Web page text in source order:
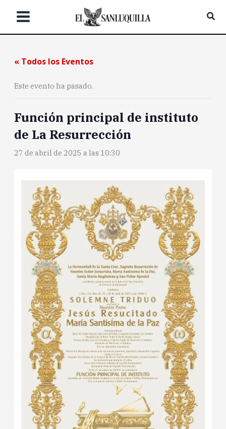
« Todos los Eventos
Este evento ha pasado.
Función principal de instituto
de La Resurrección
27 de abril de 2025 a las 10:30